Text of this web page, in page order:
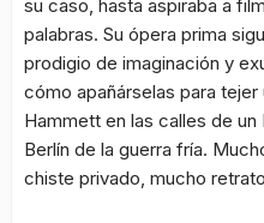
su caso, hasta aspiraba a
palabras. Su ópera prima
prodigio de imaginación y
cómo apañárselas para tejer
Hammett en las calles de
Berlín de la guerra fría.
chiste privado, mucho